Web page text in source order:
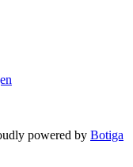
powered by Botiga